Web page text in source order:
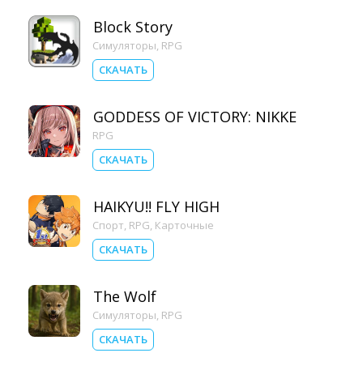
Block Story
Симуляторы, RPG
СКАЧАТЬ
GODDESS OF VICTORY: NIKKE
RPG
СКАЧАТЬ
HAIKYU!! FLY HIGH
Спорт, RPG, Карточные
СКАЧАТЬ
The Wolf
Симуляторы, RPG
СКАЧАТЬ